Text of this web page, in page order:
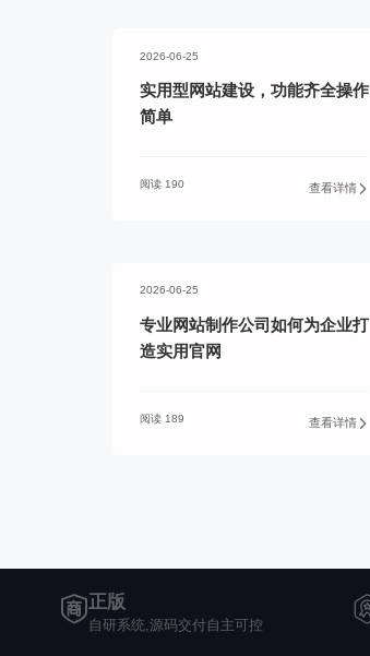
2026-06-25
实用型网站建设，功能齐全操作
简单
阅读 190 查看详情
2026-06-25
专业网站制作公司如何为企业打
造实用官网
阅读 189 查看详情
正版
自研系统,源码交付自主可控